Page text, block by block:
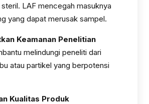
LAF mencegah masuknya
yang dapat merusak sampel.
Keamanan Penelitian
melindungi peneliti dari
atau partikel yang berpotensi
Kualitas Produk